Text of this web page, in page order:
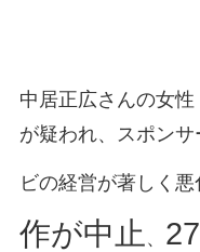
中居正広さんの女
が疑われ、スポン
ビの経営が著しく悪
作が中止 、